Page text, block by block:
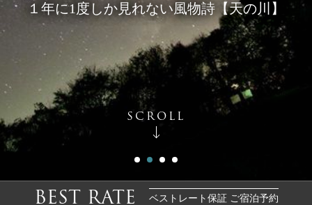
お子さま半額＆無料宿泊プラン販売中！
１年に1度しか見れない風物詩【天の川】
ヤギのメェ太～ボクにも会いに来てね！
～食の広島Stories～広島まるごと
SCROLL
BEST RATE ベストレート保証 ご宿泊予約